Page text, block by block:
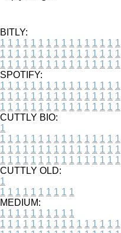
BITLY:
1 1 1 1 1 1 1 1 1 1 1 1 1 1 1 1
1 1 1 1 1 1 1 1 1 1 1 1 1 1 1 1
1 1 1 1 1 1 1 1 1 1 1 1 1 1 1 1
SPOTIFY:
1 1 1 1 1 1 1 1 1 1 1 1 1 1 1 1
1 1 1 1 1 1 1 1 1 1 1 1 1 1 1 1
1 1 1 1 1 1 1 1 1 1 1 1 1 1 1 1
CUTTLY BIO:
1
1 1 1 1 1 1 1 1 1 1 1 1 1 1 1 1
1 1 1 1 1 1 1 1 1 1 1 1 1 1 1 1
1 1 1 1 1 1 1 1 1 1 1 1 1 1 1 1
CUTTLY OLD:
1
1 1 1 1 1 1 1 1 1 1
MEDIUM:
1 1 1 1 1 1 1 1 1 1
1 1 1 1 1 1 1 1 1 1 1 1 1 1 1 1